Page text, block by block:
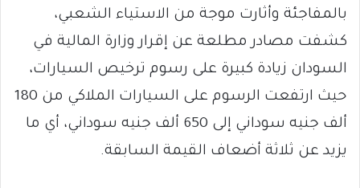
بالمفاجئة وأثارت موجة من الاستياء الشعبي،
كشفت مصادر مطلعة عن إقرار وزارة المالية في
السودان زيادة كبيرة على رسوم ترخيص السيارات،
حيث ارتفعت الرسوم على السيارات الملاكي من 180
ألف جنيه سوداني إلى 650 ألف جنيه سوداني، أي ما
يزيد عن ثلاثة أضعاف القيمة السابقة.